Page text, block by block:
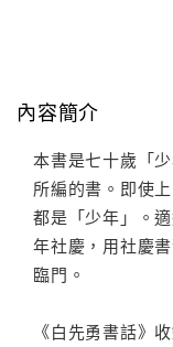
內容簡介
本書是七十歲「
所編的書。即使
都是「少年」。
年社慶，用社慶
臨門。
《白先勇書話》